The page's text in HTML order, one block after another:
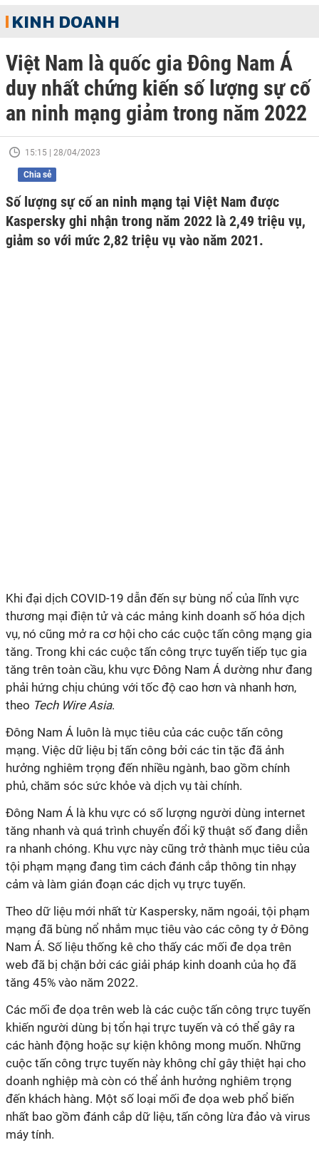
KINH DOANH
Việt Nam là quốc gia Đông Nam Á
duy nhất chứng kiến số lượng sự cố
an ninh mạng giảm trong năm 2022
15:15 | 28/04/2023
Chia sẻ
Số lượng sự cố an ninh mạng tại Việt Nam được
Kaspersky ghi nhận trong năm 2022 là 2,49 triệu vụ,
giảm so với mức 2,82 triệu vụ vào năm 2021.
Khi đại dịch COVID-19 dẫn đến sự bùng nổ của lĩnh vực
thương mại điện tử và các mảng kinh doanh số hóa dịch
vụ, nó cũng mở ra cơ hội cho các cuộc tấn công mạng gia
tăng. Trong khi các cuộc tấn công trực tuyến tiếp tục gia
tăng trên toàn cầu, khu vực Đông Nam Á dường như đang
phải hứng chịu chúng với tốc độ cao hơn và nhanh hơn,
theo Tech Wire Asia.
Đông Nam Á luôn là mục tiêu của các cuộc tấn công
mạng. Việc dữ liệu bị tấn công bởi các tin tặc đã ảnh
hưởng nghiêm trọng đến nhiều ngành, bao gồm chính
phủ, chăm sóc sức khỏe và dịch vụ tài chính.
Đông Nam Á là khu vực có số lượng người dùng internet
tăng nhanh và quá trình chuyển đổi kỹ thuật số đang diễn
ra nhanh chóng. Khu vực này cũng trở thành mục tiêu của
tội phạm mạng đang tìm cách đánh cắp thông tin nhạy
cảm và làm gián đoạn các dịch vụ trực tuyến.
Theo dữ liệu mới nhất từ ​​Kaspersky, năm ngoái, tội phạm
mạng đã bùng nổ nhắm mục tiêu vào các công ty ở Đông
Nam Á. Số liệu thống kê cho thấy các mối đe dọa trên
web đã bị chặn bởi các giải pháp kinh doanh của họ đã
tăng 45% vào năm 2022.
Các mối đe dọa trên web là các cuộc tấn công trực tuyến
khiến người dùng bị tổn hại trực tuyến và có thể gây ra
các hành động hoặc sự kiện không mong muốn. Những
cuộc tấn công trực tuyến này không chỉ gây thiệt hại cho
doanh nghiệp mà còn có thể ảnh hưởng nghiêm trọng
đến khách hàng. Một số loại mối đe dọa web phổ biến
nhất bao gồm đánh cắp dữ liệu, tấn công lừa đảo và virus
máy tính.